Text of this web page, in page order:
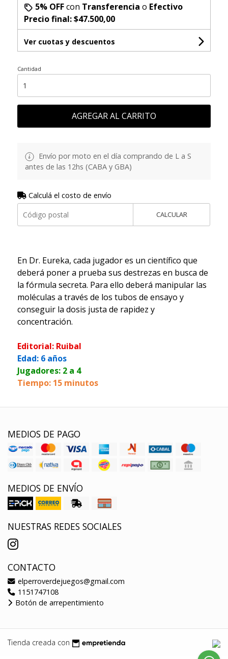
5% OFFcon Transferencia o Efectivo
Precio final:$47.500,00
Ver cuotas y descuentos
Cantidad
AGREGAR AL CARRITO
Envío por moto en el día comprando de L a S
antes de las 12hs (CABA y GBA)
Calculá el costo de envío
CALCULAR
En Dr. Eureka, cada jugador es un científico que
deberá poner a prueba sus destrezas en busca de
la fórmula secreta. Para ello deberá manipular las
moléculas a través de los tubos de ensayo y
conseguir la dosis justa de rapidez y
concentración.
Editorial: Ruibal
Edad: 6 años
Jugadores: 2 a 4
Tiempo: 15 minutos
MEDIOS DE PAGO
MEDIOS DE ENVÍO
NUESTRAS REDES SOCIALES
CONTACTO
elperroverdejuegos@gmail.com
1151747108
Botón de arrepentimiento
Tienda creada con